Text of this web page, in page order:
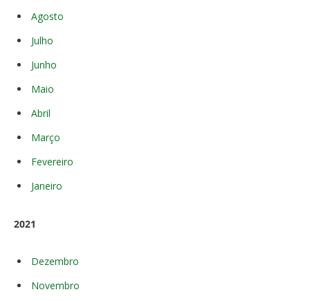
Agosto
Julho
Junho
Maio
Abril
Março
Fevereiro
Janeiro
2021
Dezembro
Novembro